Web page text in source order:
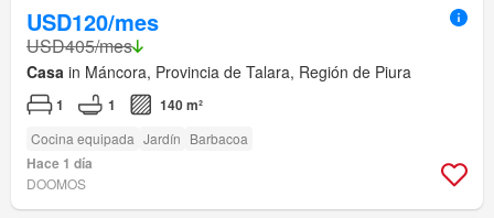
USD120/mes
USD405/mes
Casa in Máncora, Provincia de Talara, Región de Piura
1 1 140 m²
Cocina equipada Jardín Barbacoa
Hace 1 día
DOOMOS